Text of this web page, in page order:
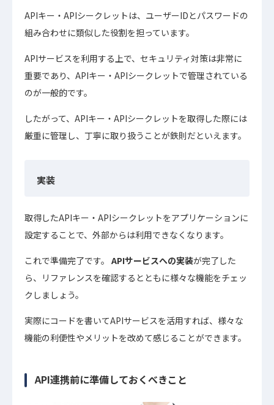
APIキー・APIシークレットは、ユーザーIDとパスワードの
組み合わせに類似した役割を担っています。
APIサービスを利用する上で、セキュリティ対策は非常に
重要であり、APIキー・APIシークレットで管理されている
のが一般的です。
したがって、APIキー・APIシークレットを取得した際には
厳重に管理し、丁寧に取り扱うことが鉄則だといえます。
実装
取得したAPIキー・APIシークレットをアプリケーションに
設定することで、外部からは利用できなくなります。
これで準備完了です。 APIサービスへの実装が完了した
ら、リファレンスを確認するとともに様々な機能をチェッ
クしましょう。
実際にコードを書いてAPIサービスを活用すれば、様々な
機能の利便性やメリットを改めて感じることができます。
API連携前に準備しておくべきこと